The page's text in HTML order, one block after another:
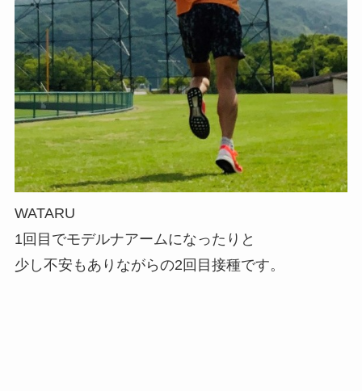
WATARU
1回目でモデルナアームになったりと
少し不安もありながらの2回目接種です。